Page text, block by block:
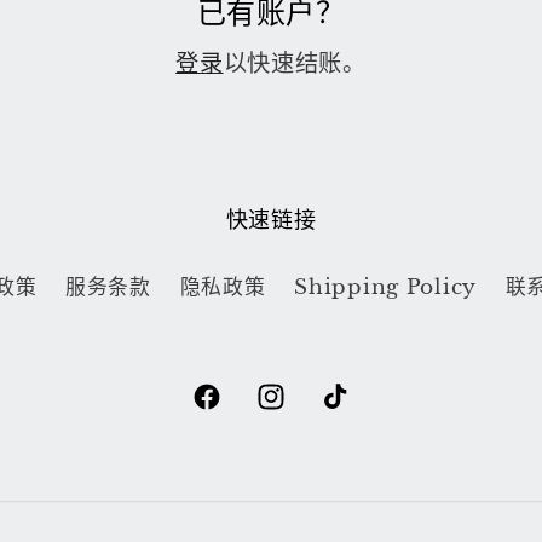
已有账户？
登录以快速结账。
快速链接
策 服务条款 隐私政策 Shipping Policy 联
FacebookInstagramTikTok